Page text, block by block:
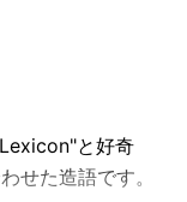
と好奇
せた造語です。